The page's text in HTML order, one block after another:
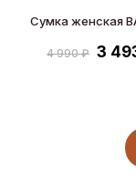
Сумка женская
4 990 ₽ 3